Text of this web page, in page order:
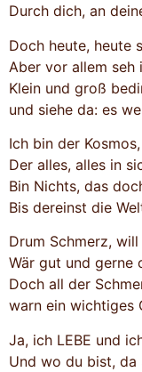
Durch dich, an
Doch heute, heute
Aber vor allem seh
Klein und groß
und siehe da: es
Ich bin der
Der alles, alles in
Bin Nichts, das
Bis dereinst die
Drum Schmerz,
Wär gut und gerne
Doch all der
warn ein wichtiges
Ja, ich LEBE und
Und wo du bist, da